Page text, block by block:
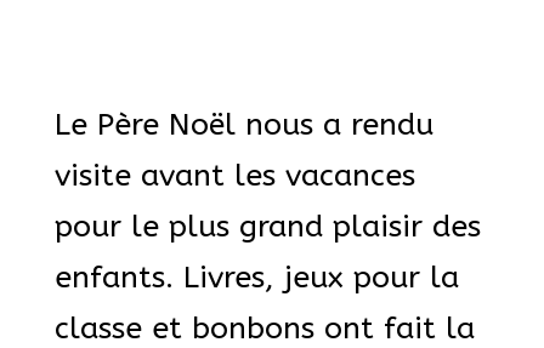
Le Père Noël nous a rendu
visite avant les vacances
pour le plus grand plaisir des
enfants. Livres, jeux pour la
classe et bonbons ont fait la